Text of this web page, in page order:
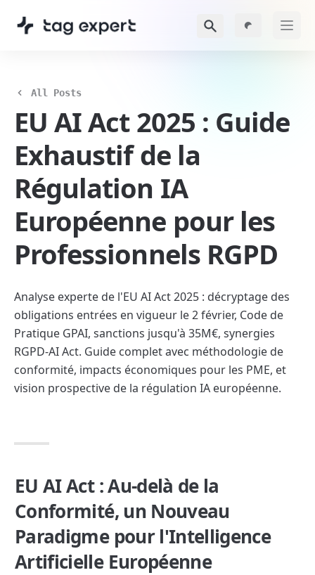
All Posts
EU AI Act 2025 : Guide
Exhaustif de la
Régulation IA
Européenne pour les
Professionnels RGPD
Analyse experte de l'EU AI Act 2025 : décryptage des
obligations entrées en vigueur le 2 février, Code de
Pratique GPAI, sanctions jusqu'à 35M€, synergies
RGPD-AI Act. Guide complet avec méthodologie de
conformité, impacts économiques pour les PME, et
vision prospective de la régulation IA européenne.
EU AI Act : Au-delà de la
Conformité, un Nouveau
Paradigme pour l'Intelligence
Artificielle Européenne